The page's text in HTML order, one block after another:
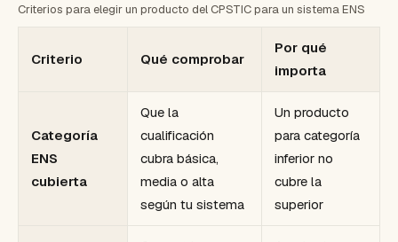
Criterios para elegir un producto del CPSTIC para un sistema ENS
Criterio Qué comprobar
Por qué
importa
Categoría
ENS
cubierta
Que la
cualificación
cubra básica,
media o alta
según tu sistema
Un producto
para categoría
inferior no
cubre la
superior